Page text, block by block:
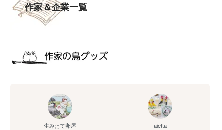
作家＆企業一覧
生みたて卵屋 aietta